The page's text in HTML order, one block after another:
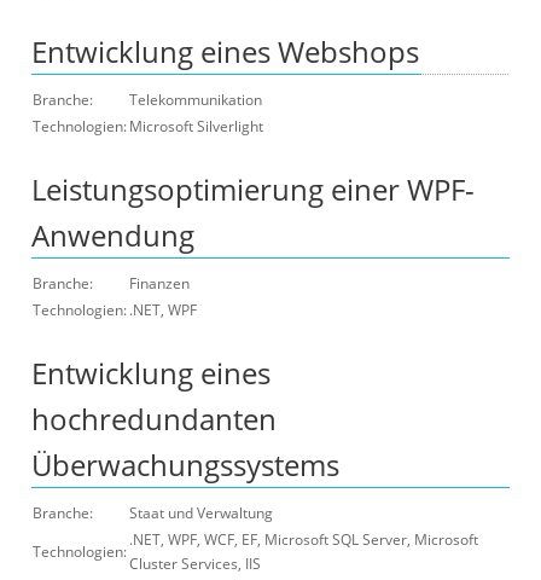
Entwicklung eines Webshops
Branche:
Telekommunikation
Technologien:Microsoft Silverlight
Leistungsoptimierung einer WPF-
Anwendung
Branche:
Finanzen
Technologien:.NET, WPF
Entwicklung eines
hochredundanten
Überwachungssystems
Branche:
Staat und Verwaltung
Technologien:
.NET, WPF, WCF, EF, Microsoft SQL Server, Microsoft
Cluster Services, IIS